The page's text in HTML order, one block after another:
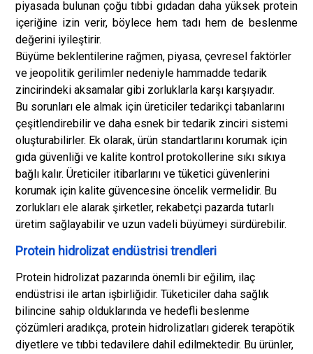
piyasada bulunan çoğu tıbbi gıdadan daha yüksek protein
içeriğine izin verir, böylece hem tadı hem de beslenme
değerini iyileştirir.
Büyüme beklentilerine rağmen, piyasa, çevresel faktörler
ve jeopolitik gerilimler nedeniyle hammadde tedarik
zincirindeki aksamalar gibi zorluklarla karşı karşıyadır.
Bu sorunları ele almak için üreticiler tedarikçi tabanlarını
çeşitlendirebilir ve daha esnek bir tedarik zinciri sistemi
oluşturabilirler. Ek olarak, ürün standartlarını korumak için
gıda güvenliği ve kalite kontrol protokollerine sıkı sıkıya
bağlı kalır. Üreticiler itibarlarını ve tüketici güvenlerini
korumak için kalite güvencesine öncelik vermelidir. Bu
zorlukları ele alarak şirketler, rekabetçi pazarda tutarlı
üretim sağlayabilir ve uzun vadeli büyümeyi sürdürebilir.
Protein hidrolizat endüstrisi trendleri
Protein hidrolizat pazarında önemli bir eğilim, ilaç
endüstrisi ile artan işbirliğidir. Tüketiciler daha sağlık
bilincine sahip olduklarında ve hedefli beslenme
çözümleri aradıkça, protein hidrolizatları giderek terapötik
diyetlere ve tıbbi tedavilere dahil edilmektedir. Bu ürünler,